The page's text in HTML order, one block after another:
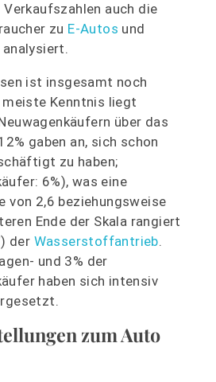
auch die
zu E-Autos und
analysiert.
ist insgesamt noch
meiste Kenntnis liegt
über das
gaben an, sich schon
zu haben;
6%), was eine
von 2,6 beziehungsweise
Ende der Skala rangiert
der Wasserstoffantrieb.
und 3% der
haben sich intensiv
zum Auto